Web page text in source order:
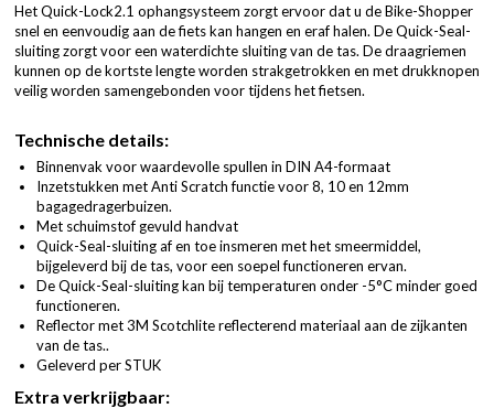
Het Quick-Lock2.1 ophangsysteem zorgt ervoor dat u de Bike-Shopper
snel en eenvoudig aan de fiets kan hangen en eraf halen. De Quick-Seal-
sluiting zorgt voor een waterdichte sluiting van de tas. De draagriemen
kunnen op de kortste lengte worden strakgetrokken en met drukknopen
veilig worden samengebonden voor tijdens het fietsen.
Technische details:
Binnenvak voor waardevolle spullen in DIN A4-formaat
Inzetstukken met Anti Scratch functie voor 8, 10 en 12mm
bagagedragerbuizen.
Met schuimstof gevuld handvat
Quick-Seal-sluiting af en toe insmeren met het smeermiddel,
bijgeleverd bij de tas, voor een soepel functioneren ervan.
De Quick-Seal-sluiting kan bij temperaturen onder -5°C minder goed
functioneren.
Reflector met 3M Scotchlite reflecterend materiaal aan de zijkanten
van de tas..
Geleverd per STUK
Extra verkrijgbaar: